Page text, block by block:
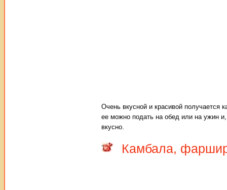
Очень вкусной и красивой получается
ее можно подать на обед или на ужин
вкусно.
Камбала,